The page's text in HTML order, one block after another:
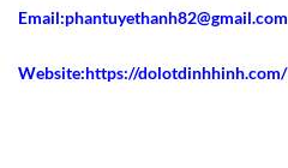
Email:phantuyethanh82@gmail.com
Website:https://dolotdinhhinh.com/